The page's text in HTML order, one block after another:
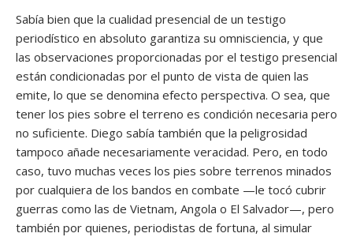
Sabía bien que la cualidad presencial de un testigo
periodístico en absoluto garantiza su omnisciencia, y que
las observaciones proporcionadas por el testigo presencial
están condicionadas por el punto de vista de quien las
emite, lo que se denomina efecto perspectiva. O sea, que
tener los pies sobre el terreno es condición necesaria pero
no suficiente. Diego sabía también que la peligrosidad
tampoco añade necesariamente veracidad. Pero, en todo
caso, tuvo muchas veces los pies sobre terrenos minados
por cualquiera de los bandos en combate —le tocó cubrir
guerras como las de Vietnam, Angola o El Salvador—, pero
también por quienes, periodistas de fortuna, al simular